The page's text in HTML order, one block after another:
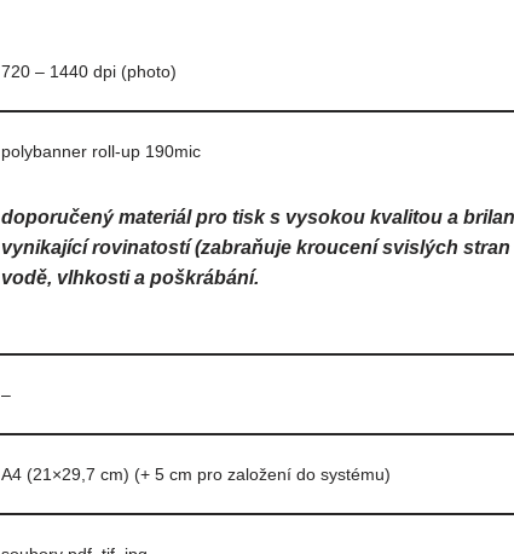
720 – 1440 dpi (photo)
polybanner roll-up 190mic
doporučený materiál pro tisk s vysokou kvalitou a
vynikající rovinatostí (zabraňuje kroucení svislých
vodě, vlhkosti a poškrábání.
–
A4 (21×29,7 cm) (+ 5 cm pro založení do systému)